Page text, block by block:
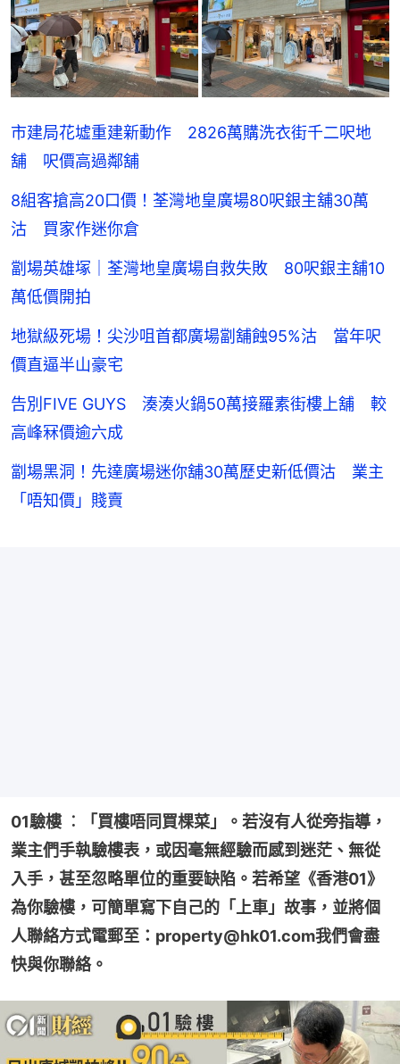
市建局花墟重建新動作 2826萬購洗衣街千二呎地
舖 呎價高過鄰舖
8組客搶高20口價！荃灣地皇廣場80呎銀主舖30萬
沽 買家作迷你倉
劏場英雄塚｜荃灣地皇廣場自救失敗 80呎銀主舖10
萬低價開拍
地獄級死場！尖沙咀首都廣場劏舖蝕95%沽 當年呎
價直逼半山豪宅
告別FIVE GUYS 湊湊火鍋50萬接羅素街樓上舖 較
高峰冧價逾六成
劏場黑洞！先達廣場迷你舖30萬歷史新低價沽 業主
「唔知價」賤賣
01驗樓 ︰「買樓唔同買棵菜」。若沒有人從旁指導，
業主們手執驗樓表，或因毫無經驗而感到迷茫、無從
入手，甚至忽略單位的重要缺陷。若希望《香港01》
為你驗樓，可簡單寫下自己的「上車」故事，並將個
人聯絡方式電郵至：property@hk01.com我們會盡
快與你聯絡。